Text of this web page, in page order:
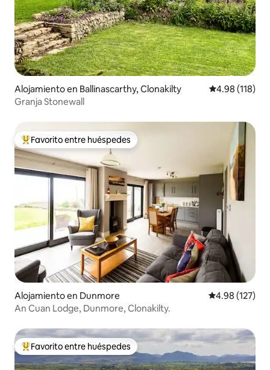
Alojamiento en Ballinascarthy, Clonakilty Calificación
4.98 (118)
Granja Stonewall
Favorito entre huéspedes preferido
Favorito entre huéspedes
Alojamiento en Dunmore Calificación
4.98 (127)
An Cuan Lodge, Dunmore, Clonakilty.
Favorito entre huéspedes preferido
Favorito entre huéspedes